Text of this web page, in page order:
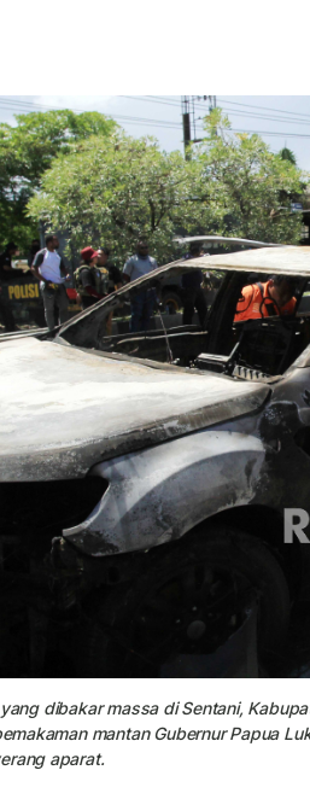
dibakar massa di Sentani,
mantan Gubernur Papua
aparat.